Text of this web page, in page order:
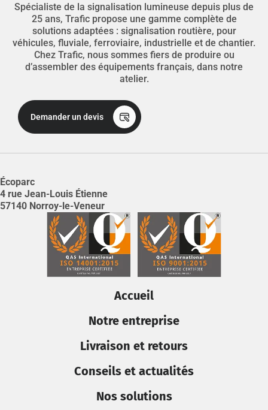
Spécialiste de la signalisation lumineuse depuis plus de
25 ans, Trafic propose une gamme complète de
solutions adaptées : signalisation routière, pour
véhicules, fluviale, ferroviaire, industrielle et de chantier.
Chez Trafic, nous sommes fiers de produire ou
d’assembler des équipements français, dans notre
atelier.
Demander un devis
Écoparc
4 rue Jean-Louis Étienne
57140 Norroy-le-Veneur
Accueil
Notre entreprise
Livraison et retours
Conseils et actualités
Nos solutions